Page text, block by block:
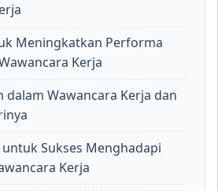
Meningkatkan Performa
Kerja
dalam Wawancara Kerja dan
Sukses Menghadapi
Kerja